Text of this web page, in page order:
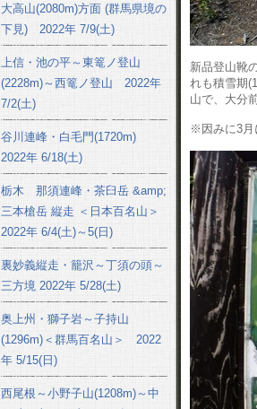
新品登山靴
れも積雪期
山で、大分
※因みに3月
大高山(2080m)方面 (群馬県境の
下見) 2022年 7/9(土)
上信・池の平～東篭ノ登山
(2228m)～西篭ノ登山 2022年
7/2(土)
谷川連峰・白毛門(1720m)
2022年 6/18(土)
栃木 那須連峰・茶臼岳 &amp;
三本槍岳 縦走 ＜日本百名山＞
2022年 6/4(土)～5(日)
裏妙義縦走・籠沢～丁須の頭～
三方境 2022年 5/28(土)
奥上州・獅子岩～子持山
(1296m)＜群馬百名山＞ 2022
年 5/15(日)
西尾根～小野子山(1208m)～中